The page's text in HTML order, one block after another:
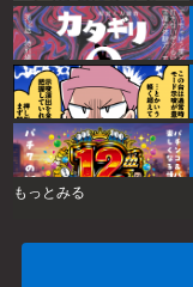
もっとみる